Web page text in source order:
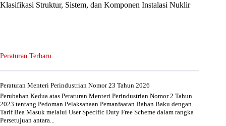
Klasifikasi Struktur, Sistem, dan Komponen Instalasi Nuklir
Peraturan Terbaru
Peraturan Menteri Perindustrian Nomor 23 Tahun 2026
Perubahan Kedua atas Peraturan Menteri Perindustrian Nomor 2 Tahun
2023 tentang Pedoman Pelaksanaan Pemanfaatan Bahan Baku dengan
Tarif Bea Masuk melalui User Specific Duty Free Scheme dalam rangka
Persetujuan antara...